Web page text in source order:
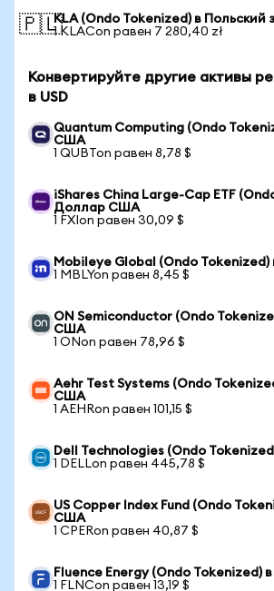
🇵🇱KLA (Ondo Tokenized) в Польский
1 KLACon равен 7 280,40 zł
Конвертируйте другие активы
в USD
Quantum Computing (Ondo
США
1 QUBTon равен 8,78 $
iShares China Large-Cap ETF
Доллар США
1 FXIon равен 30,09 $
Mobileye Global (Ondo
1 MBLYon равен 8,45 $
ON Semiconductor (Ondo
США
1 ONon равен 78,96 $
Aehr Test Systems (Ondo
США
1 AEHRon равен 101,15 $
Dell Technologies (Ondo
1 DELLon равен 445,78 $
US Copper Index Fund (Ondo
США
1 CPERon равен 40,87 $
Fluence Energy (Ondo
1 FLNCon равен 13,19 $